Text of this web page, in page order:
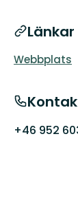
Länkar
Webbplats
+46 952